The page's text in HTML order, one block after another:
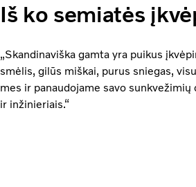
Iš ko semiatės
„Skandinaviška gamta yra puikus
smėlis, gilūs miškai, purus sniegas,
mes ir panaudojame savo
ir inžinieriais.“